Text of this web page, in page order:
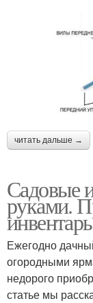
читать дальше →
Садовые
руками.
Ежегодно
огородными
недорого
статье мы